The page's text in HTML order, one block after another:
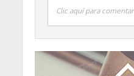
Clic aquí para comentar